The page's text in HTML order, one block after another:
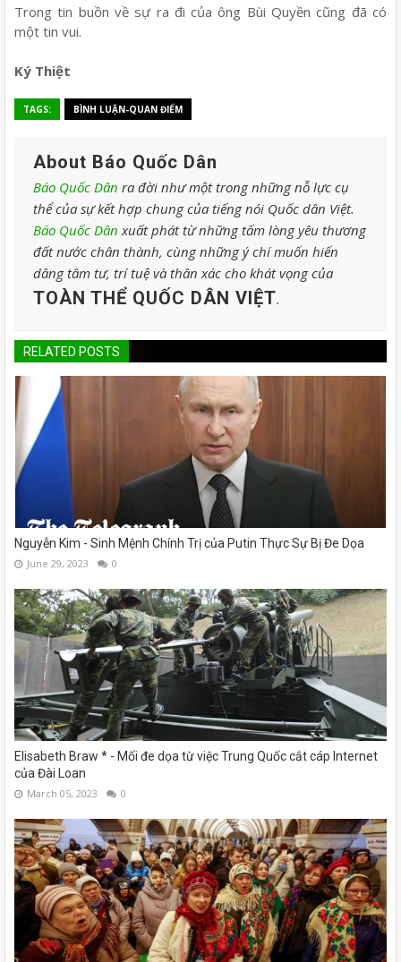
Trong tin buồn về sự ra đi của ông Bùi Quyền cũng đã có
một tin vui.
Ký Thiệt
TAGS: BÌNH LUẬN-QUAN ĐIỂM
About Báo Quốc Dân
Báo Quốc Dân ra đời như một trong những nỗ lực cụ
thể của sự kết hợp chung của tiếng nói Quốc dân Việt.
Báo Quốc Dân xuất phát từ những tấm lòng yêu thương
đất nước chân thành, cùng những ý chí muốn hiến
dâng tâm tư, trí tuệ và thân xác cho khát vọng của
TOÀN THỂ QUỐC DÂN VIỆT.
RELATED POSTS
Nguyễn Kim - Sinh Mệnh Chính Trị của Putin Thực Sự Bị Đe Dọa
June 29, 2023 0
Elisabeth Braw * - Mối đe dọa từ việc Trung Quốc cắt cáp Internet
của Đài Loan
March 05, 2023 0